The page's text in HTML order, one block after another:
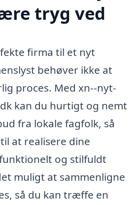
tryg ved
firma til et nyt
behøver ikke at
proces. Med xn--nyt-
kan du hurtigt og nemt
fra lokale fagfolk, så
at realisere dine
og stilfuldt
muligt at sammenligne
så du kan træffe en